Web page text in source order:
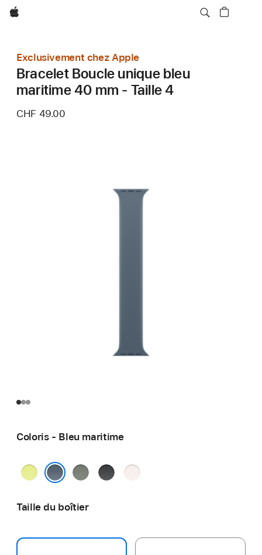
Apple
Exclusivement chez Apple
Bracelet Boucle unique bleu
maritime 40 mm - Taille 4
CHF 49.00
Coloris - Bleu maritime
Jaune
Gris
Noir
Rose
Taille du boîtier